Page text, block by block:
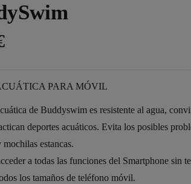
PARA MÓVIL
de Buddyswim es resistente al agua,
deportes acuáticos. Evita los posibles
mochilas estancas.
a todas las funciones del Smartphone sin
los tamaños de teléfono móvil.